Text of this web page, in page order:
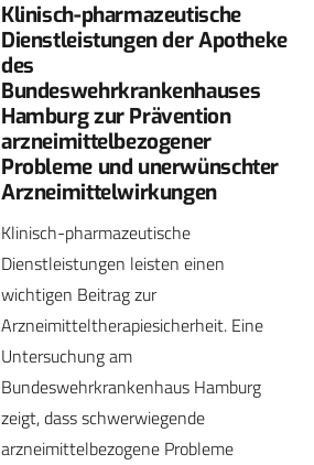
Klinisch-pharmazeutische
Dienstleistungen der Apotheke
des
Bundeswehrkrankenhauses
Hamburg zur Prävention
arzneimittel­bezogener
Probleme und unerwünschter
Arzneimittelwirkungen
Klinisch-pharmazeutische
Dienstleistungen leisten einen
wichtigen Beitrag zur
Arzneimitteltherapiesicherheit. Eine
Untersuchung am
Bundeswehrkrankenhaus Hamburg
zeigt, dass schwerwiegende
arzneimittelbezogene Probleme